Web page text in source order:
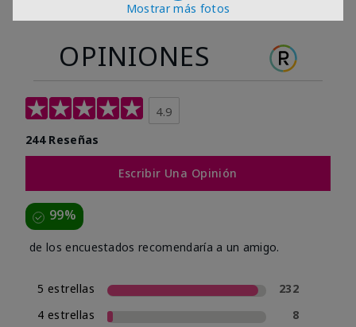
Mostrar más fotos
OPINIONES
4.9
244 Reseñas
Escribir Una Opinión
99%
de los encuestados recomendaría a un amigo.
5 estrellas
232
4 estrellas
8